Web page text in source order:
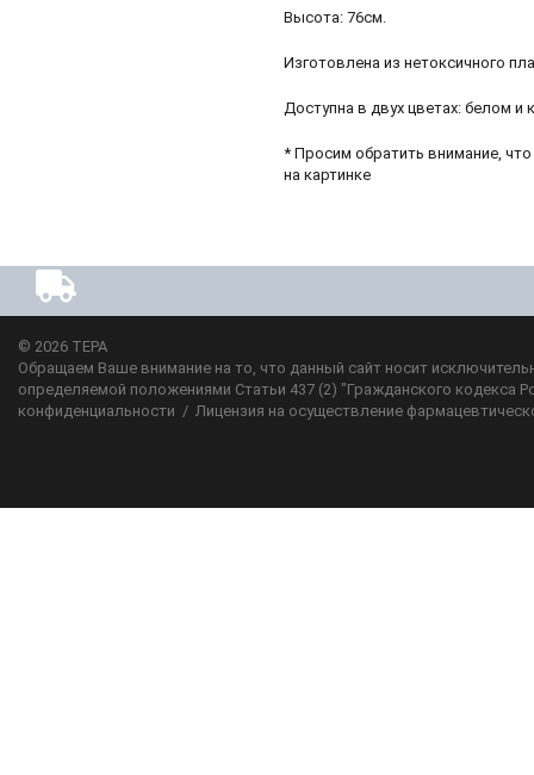
Высота: 76см.
Изготовлена из нетоксичного
Доступна в двух цветах: белом и
* Просим обратить внимание,
на картинке
© 2026 ТЕРА
Обращаем Ваше внимание на то, что данный сайт носит
определяемой положениями Статьи 437 (2) "Гражданского кодекса
конфиденциальности / Лицензия на осуществление